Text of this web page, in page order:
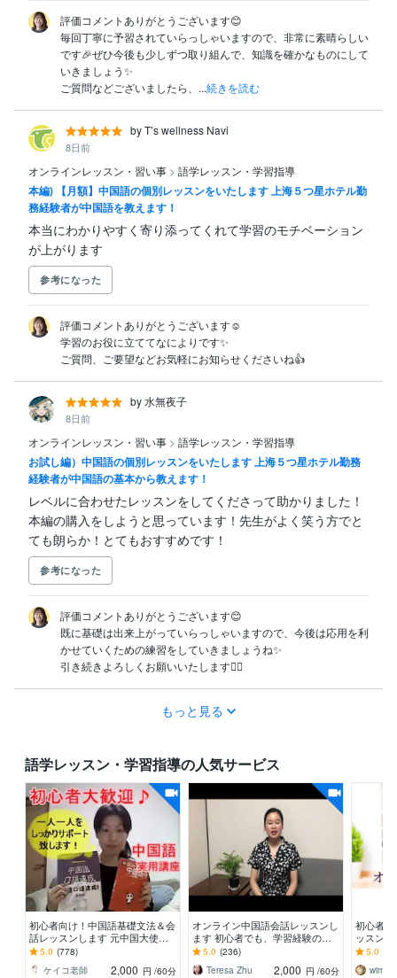
評価コメントありがとうございます😊
毎回丁寧に予習されていらっしゃいますので、非常に素晴らしい
です🎉ぜひ今後も少しずつ取り組んで、知識を確かなものにして
いきましょう✨️
ご質問などございましたら、...続きを読む
by T’s wellness Navi
8日前
オンラインレッスン・習い事 > 語学レッスン・学習指導
本編) 【月額】中国語の個別レッスンをいたします 上海５つ星ホテル勤
務経験者が中国語を教えます！
本当にわかりやすく寄り添ってくれて学習のモチベーション
が上がります
参考になった
評価コメントありがとうございます☺️
学習のお役に立ててなによりです✨️
ご質問、ご要望などお気軽にお知らせくださいね👍
by 水無夜子
8日前
オンラインレッスン・習い事 > 語学レッスン・学習指導
お試し編）中国語の個別レッスンをいたします 上海５つ星ホテル勤務
経験者が中国語の基本から教えます！
レベルに合わせたレッスンをしてくださって助かりました！
本編の購入をしようと思っています！先生がよく笑う方でと
ても朗らか！とてもおすすめです！
参考になった
評価コメントありがとうございます😊
既に基礎は出来上がっていらっしゃいますので、今後は応用を利
かせていくための練習をしていきましょうね✨️
引き続きよろしくお願いいたします🙇‍♀️
もっと見る
語学レッスン・学習指導の人気サービス
初心者向け！中国語基礎文法＆会
話レッスンします 元中国大使館
職員による実用中国語講座
5.0 (778)
ケイコ老師
2,000 円 /60分
オンライン中国語会話レッスンし
ます 初心者でも、学習経験のあ
る方にも関わらず、楽しく話しま
しょ。
5.0 (236)
Teresa Zhu
2,000 円 /60分
初心者
ッスン
ブ 1000
分追加
5.0